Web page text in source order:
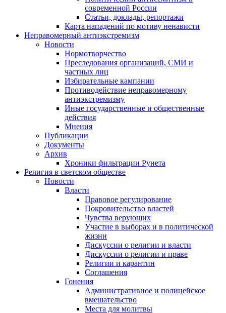
современной России
Статьи, доклады, репортажи
Карта нападений по мотиву ненависти
Неправомерный антиэкстремизм
Новости
Нормотворчество
Преследования организаций, СМИ и
частных лиц
Избирательные кампании
Противодействие неправомерному
антиэкстремизму
Иные государственные и общественные
действия
Мнения
Публикации
Документы
Архив
Хроники фильтрации Рунета
Религия в светском обществе
Новости
Власти
Правовое регулирование
Покровительство властей
Чувства верующих
Участие в выборах и в политической
жизни
Дискуссии о религии и власти
Дискуссии о религии и праве
Религии и карантин
Соглашения
Гонения
Административное и полицейское
вмешательство
Места для молитвы